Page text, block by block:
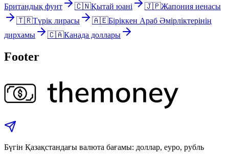
Британдық фунт
🇨🇳Қытай юані 🇯🇵Жапония иенасы
🇹🇷Түрік лирасы 🇦🇪Біріккен Араб Әмірліктерінің
дирхамы
🇨🇦Канада доллары
Footer
Бүгін Қазақстандағы валюта бағамы: доллар, еуро, рубль